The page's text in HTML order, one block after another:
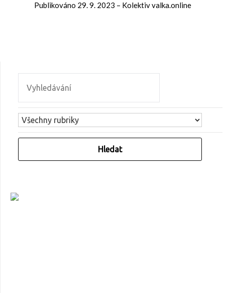
Publikováno 29. 9. 2023 – Kolektiv valka.online